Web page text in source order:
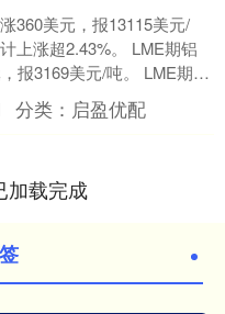
360美元，报13115美元/
上涨超2.43%。 LME期铝
报3169美元/吨。 LME期锌
报3260美元....
分类： 启盈优配
加载完成